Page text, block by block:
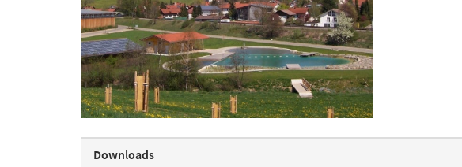
Downloads